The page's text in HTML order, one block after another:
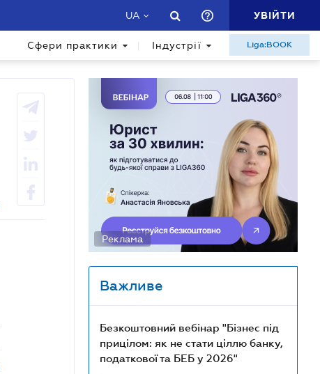
UA УВІЙТИ
Сфери практики Індустрії Liga:BOOK
Реклама
Важливе
Безкоштовний вебінар "Бізнес під
прицілом: як не стати ціллю банку,
податкової та БЕБ у 2026"